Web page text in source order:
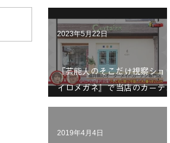
『芸能人のそこだけ視察ショウ
イロメガネ』で当店のカーテン
2023年5月22日
2019年4月4日